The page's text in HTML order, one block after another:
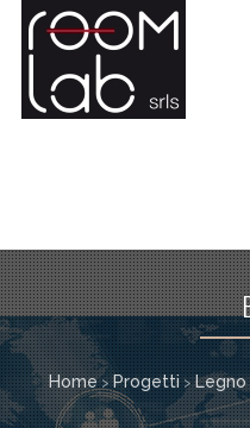
Home>Progetti>Legno